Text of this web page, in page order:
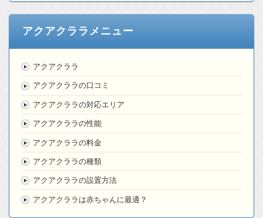
アクアクララメニュー
アクアクララ
アクアクララの口コミ
アクアクララの対応エリア
アクアクララの性能
アクアクララの料金
アクアクララの種類
アクアクララの設置方法
アクアクララは赤ちゃんに最適？